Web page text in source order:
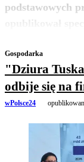
podstawowych
Gospodarka
"Dziura
odbije się na
wPolsce24